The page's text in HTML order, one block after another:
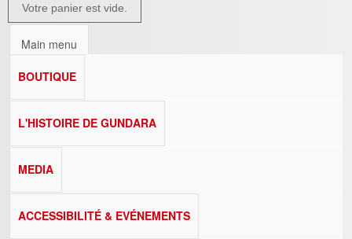
Votre panier est vide.
Main menu
BOUTIQUE
L'HISTOIRE DE GUNDARA
MEDIA
ACCESSIBILITÉ & EVÉNEMENTS